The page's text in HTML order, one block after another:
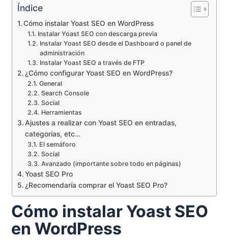
Índice
Cómo instalar Yoast SEO en WordPress
Instalar Yoast SEO con descarga previa
Instalar Yoast SEO desde el Dashboard o panel de
administración
Instalar Yoast SEO a través de FTP
¿Cómo configurar Yoast SEO en WordPress?
General
Search Console
Social
Herramientas
Ajustes a realizar con Yoast SEO en entradas,
categorías, etc…
El semáforo
Social
Avanzado (importante sobre todo en páginas)
Yoast SEO Pro
¿Recomendaría comprar el Yoast SEO Pro?
Cómo instalar Yoast SEO
en WordPress